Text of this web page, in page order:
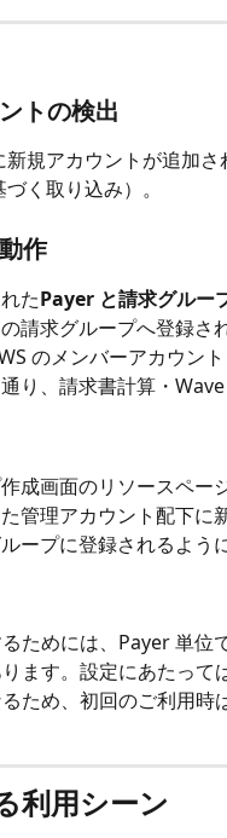
トの検出
新規アカウントが追加
づく取り込み）。
作
たPayer と請求グルー
請求グループへ登録さ
のメンバーアカウン
り、請求書計算・
成画面のリソースペー
管理アカウント配下に
ープに登録されるよう
ためには、Payer 単位
ます。設定にあたっ
ため、初回のご利用時
利用シーン